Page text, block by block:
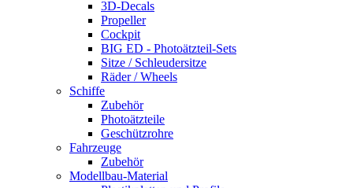
3D-Decals
Propeller
Cockpit
BIG ED - Photoätzteil-Sets
Sitze / Schleudersitze
Räder / Wheels
Schiffe
Zubehör
Photoätzteile
Geschützrohre
Fahrzeuge
Zubehör
Modellbau-Material